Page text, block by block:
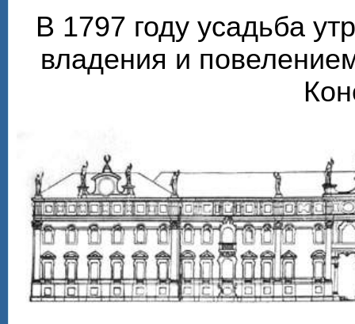
В 1797 году усадьба
владения и